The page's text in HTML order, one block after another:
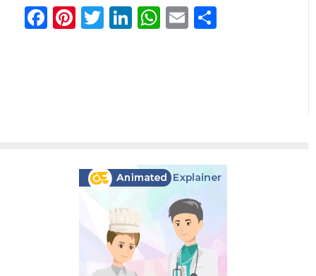
Facebook
Pinterest
Twitter
LinkedIn
WhatsApp
Email